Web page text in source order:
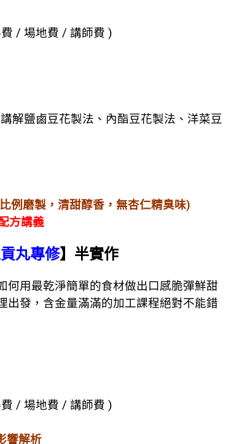
/ 場地費 / 講師費 )
解鹽鹵豆花製法、內酯豆花製法、洋菜豆
例磨製，清甜醇香，無杏仁精臭味)
方講義
丸專修】半實作
何用最乾淨簡單的食材做出口感脆彈鮮甜
出發，含金量滿滿的加工課程絕對不能錯
/ 場地費 / 講師費 )
響解析